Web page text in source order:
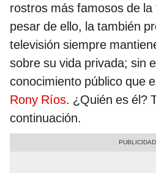
rostros más famosos de la
pesar de ello, la también
televisión siempre
sobre su vida privada; sin
conocimiento público que
Rony Ríos. ¿Quién es él?
continuación.